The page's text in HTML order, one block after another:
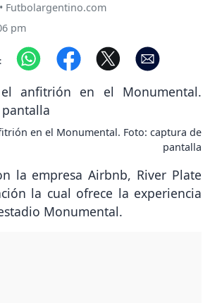
• Futbolargentino.com
pm
en el Monumental. Foto: captura de
pantalla
la empresa Airbnb, River Plate
la cual ofrece la experiencia
Monumental.